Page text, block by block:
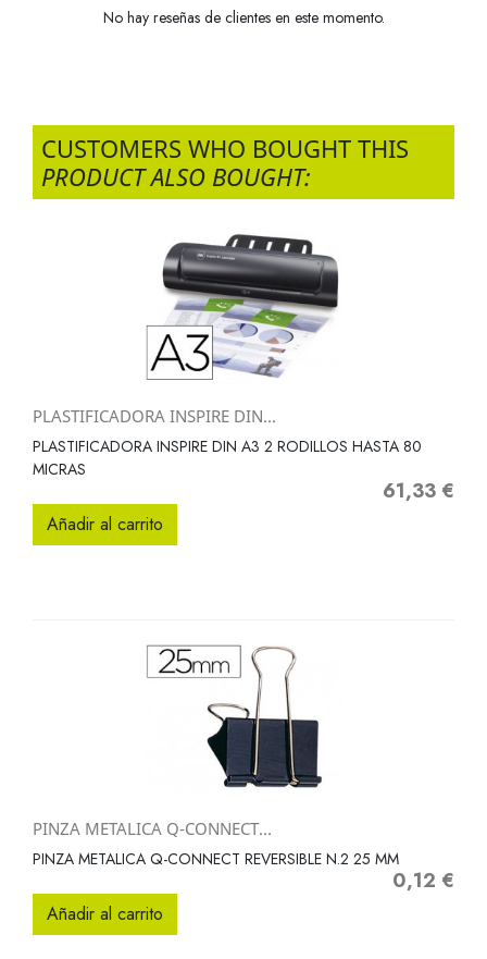
No hay reseñas de clientes en este momento.
CUSTOMERS WHO BOUGHT THIS
PRODUCT ALSO BOUGHT:
PLASTIFICADORA INSPIRE DIN...
PLASTIFICADORA INSPIRE DIN A3 2 RODILLOS HASTA 80
MICRAS
Precio
61,33 €
Añadir al carrito
PINZA METALICA Q-CONNECT...
PINZA METALICA Q-CONNECT REVERSIBLE N.2 25 MM
Precio
0,12 €
Añadir al carrito